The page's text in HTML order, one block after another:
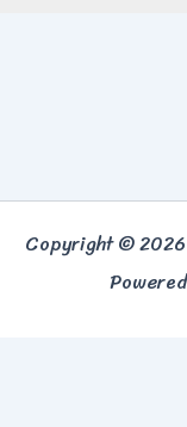
Copyright © 2026